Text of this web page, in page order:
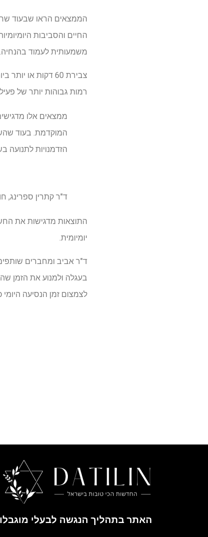
החיים והסביבות
משמעותית לעמוד בהנחיה.
צבירת 60 דקות
רמות גבוהות יותר של
ממצאים אלו
המוקדמת. בעוד
הזדמנויות לתנועה
ד"ר קתרין ספרינג,
התוצאות מדגישות את
יומיומית.
ד"ר אביב ומחברים
בעגלה ולמנוע את הזמן
לצמצום זמן הנסיעה
האתר בתהליך הנגשה לבעלי